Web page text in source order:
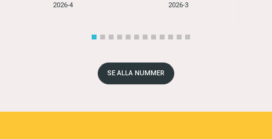
2026-4 2026-3
SE ALLA NUMMER